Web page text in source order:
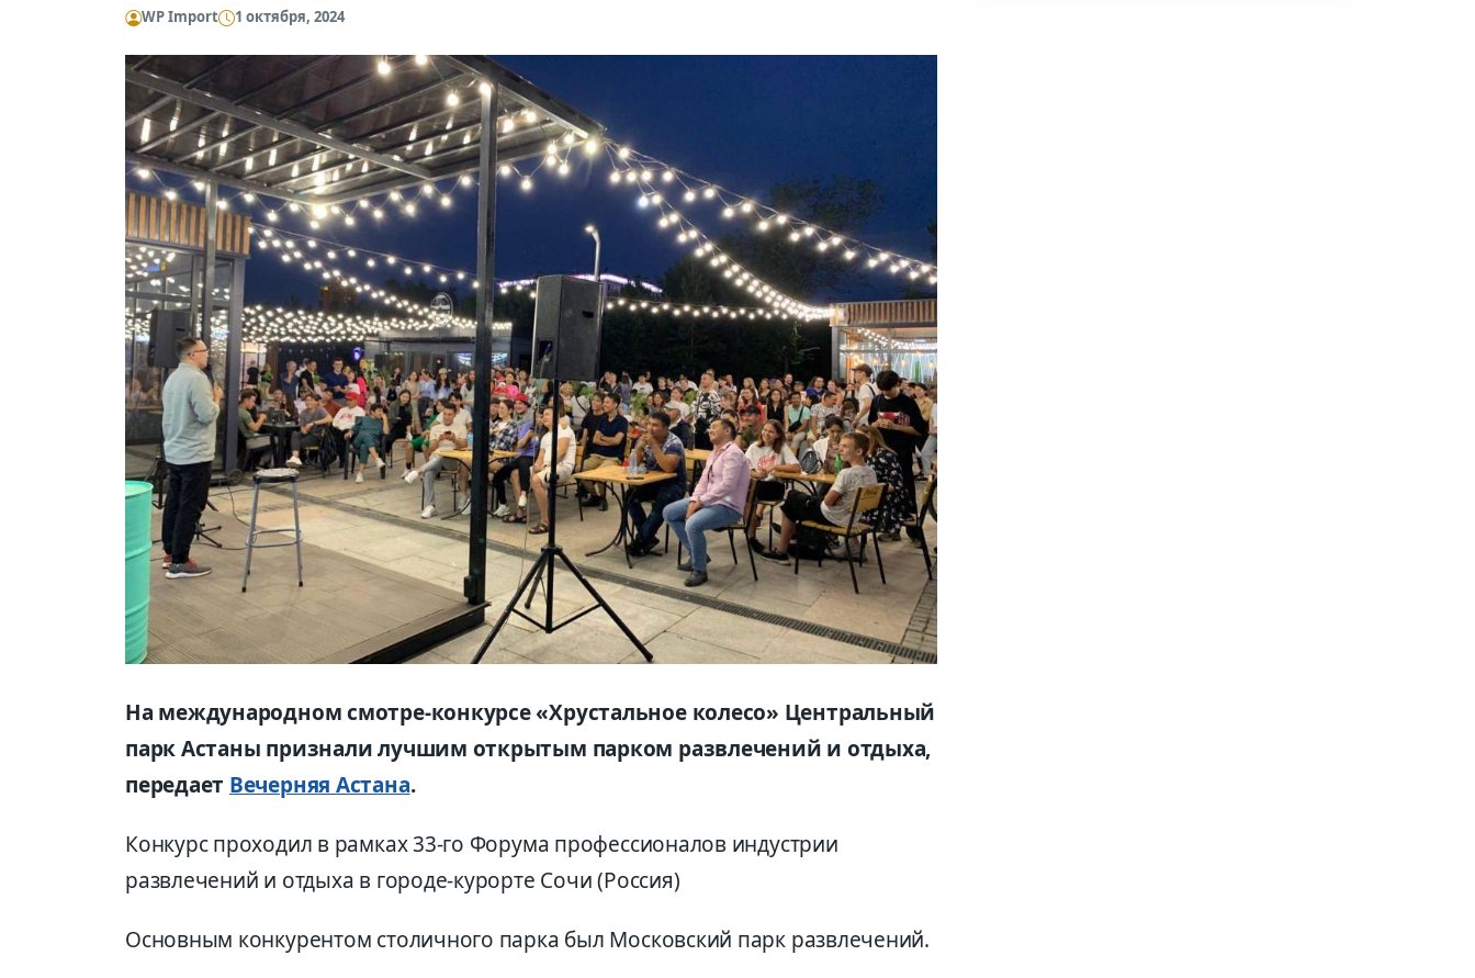
WP Import 1 октября, 2024
На международном смотре-конкурсе «Хрустальное колесо» Центральный
парк Астаны признали лучшим открытым парком развлечений и отдыха,
передает Вечерняя Астана.
Конкурс проходил в рамках 33-го Форума профессионалов индустрии
развлечений и отдыха в городе-курорте Сочи (Россия)
Основным конкурентом столичного парка был Московский парк развлечений.